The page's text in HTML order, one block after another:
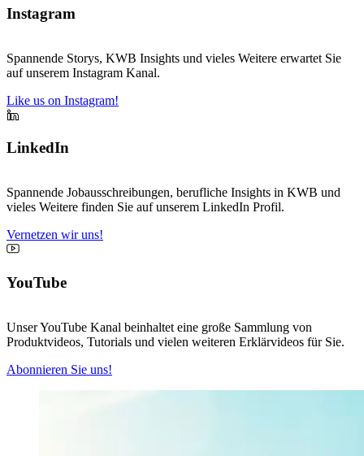
Instagram
Spannende Storys, KWB Insights und vieles Weitere erwartet Sie
auf unserem Instagram Kanal.
Like us on Instagram!
LinkedIn
Spannende Jobausschreibungen, berufliche Insights in KWB und
vieles Weitere finden Sie auf unserem LinkedIn Profil.
Vernetzen wir uns!
YouTube
Unser YouTube Kanal beinhaltet eine große Sammlung von
Produktvideos, Tutorials und vielen weiteren Erklärvideos für Sie.
Abonnieren Sie uns!